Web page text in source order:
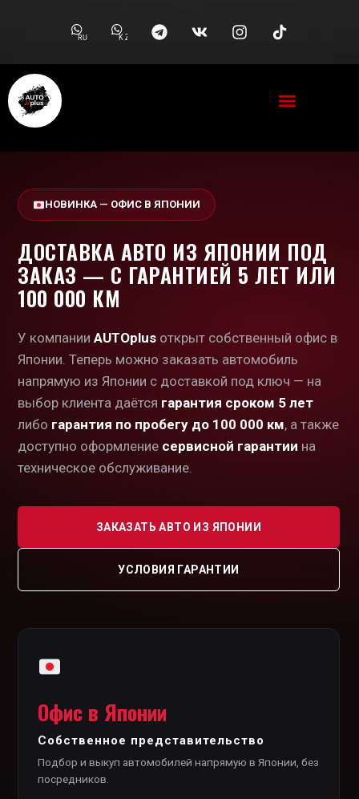
RU KZ
НОВИНКА — ОФИС В ЯПОНИИ
ДОСТАВКА АВТО ИЗ ЯПОНИИ ПОД
ЗАКАЗ — С ГАРАНТИЕЙ 5 ЛЕТ ИЛИ
100 000 КМ
У компании AUTOplus открыт собственный офис в
Японии. Теперь можно заказать автомобиль
напрямую из Японии с доставкой под ключ — на
выбор клиента даётся гарантия сроком 5 лет
либо гарантия по пробегу до 100 000 км, а также
доступно оформление сервисной гарантии на
техническое обслуживание.
ЗАКАЗАТЬ АВТО ИЗ ЯПОНИИ
УСЛОВИЯ ГАРАНТИИ
Офис в Японии
Собственное представительство
Подбор и выкуп автомобилей напрямую в Японии, без
посредников.